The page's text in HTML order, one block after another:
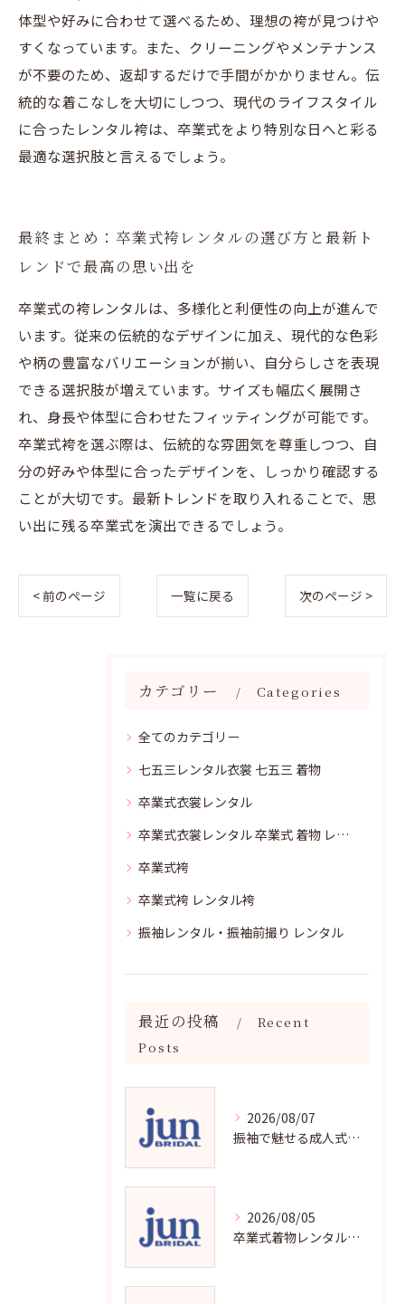
体型や好みに合わせて選べるため、理想の袴が見つけや
すくなっています。また、クリーニングやメンテナンス
が不要のため、返却するだけで手間がかかりません。伝
統的な着こなしを大切にしつつ、現代のライフスタイル
に合ったレンタル袴は、卒業式をより特別な日へと彩る
最適な選択肢と言えるでしょう。
最終まとめ：卒業式袴レンタルの選び方と最新ト
レンドで最高の思い出を
卒業式の袴レンタルは、多様化と利便性の向上が進んで
います。従来の伝統的なデザインに加え、現代的な色彩
や柄の豊富なバリエーションが揃い、自分らしさを表現
できる選択肢が増えています。サイズも幅広く展開さ
れ、身長や体型に合わせたフィッティングが可能です。
卒業式袴を選ぶ際は、伝統的な雰囲気を尊重しつつ、自
分の好みや体型に合ったデザインを、しっかり確認する
ことが大切です。最新トレンドを取り入れることで、思
い出に残る卒業式を演出できるでしょう。
< 前のページ 一覧に戻る 次のページ >
カテゴリー Categories
全てのカテゴリー
七五三レンタル衣裳 七五三 着物
卒業式衣裳レンタル
卒業式衣裳レンタル 卒業式 着物 レンタル
卒業式袴
卒業式袴 レンタル袴
振袖レンタル・振袖前撮り レンタル
最近の投稿
Recent
Posts
2026/08/07
振袖で魅せる成人式写真の魅力と撮影ポイント
2026/08/05
卒業式着物レンタルの選び方と魅力